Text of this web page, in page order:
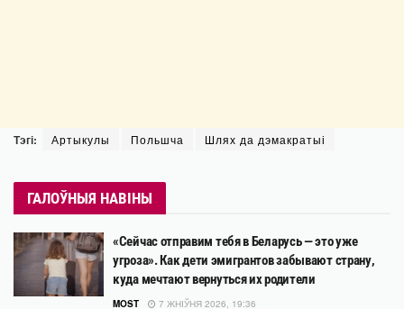
Тэгі: Артыкулы Польшча Шлях да дэмакратыі
ГАЛОЎНЫЯ НАВІНЫ
«Сейчас отправим тебя в Беларусь — это уже
угроза». Как дети эмигрантов забывают страну,
куда мечтают вернуться их родители
MOST 7 ЖНІЎНЯ 2026, 19:36